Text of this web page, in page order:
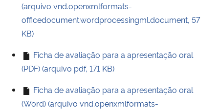
(arquivo vnd.openxmlformats-
officedocument.wordprocessingml.document, 57
KB)
Ficha de avaliação para a apresentação oral
(PDF) (arquivo pdf, 171 KB)
Ficha de avaliação para a apresentação oral
(Word) (arquivo vnd.openxmlformats-